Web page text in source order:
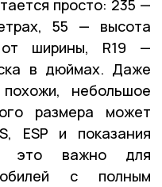
просто: 235 —
55 — высота
ширины, R19 —
в дюймах. Даже
небольшое
размера может
ESP и показания
это важно для
с полным